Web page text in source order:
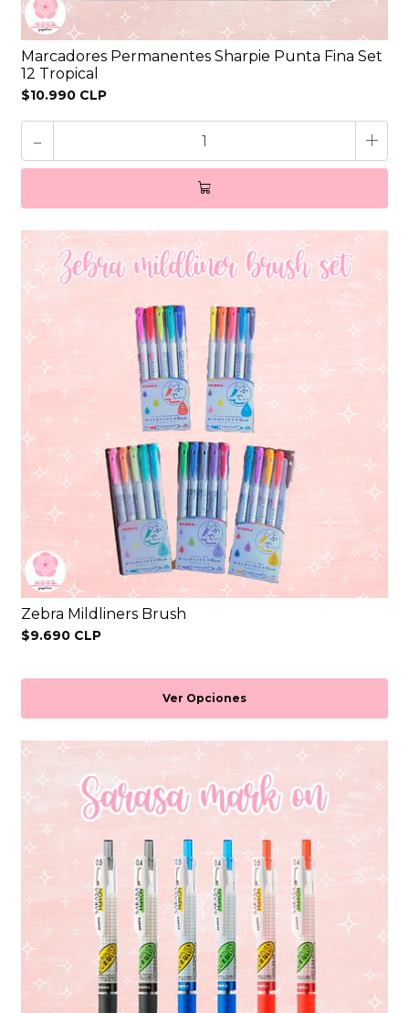
Marcadores Permanentes Sharpie Punta Fina Set
12 Tropical
$10.990 CLP
- +
Zebra Mildliners Brush
$9.690 CLP
Ver Opciones